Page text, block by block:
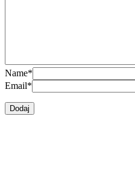
Name*
Email*